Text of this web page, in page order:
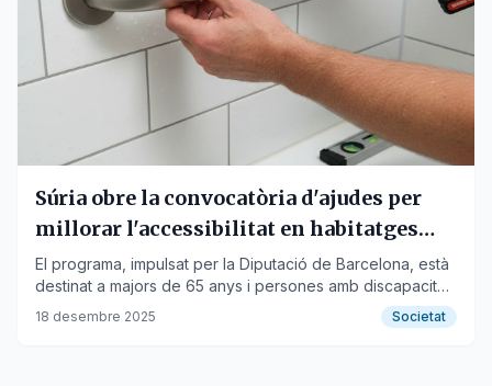
Súria obre la convocatòria d'ajudes per
millorar l'accessibilitat en habitatges
vulnerables
El programa, impulsat per la Diputació de Barcelona, està
destinat a majors de 65 anys i persones amb discapacitat,
amb termini fins al 16 de gener.
18 desembre 2025 Societat